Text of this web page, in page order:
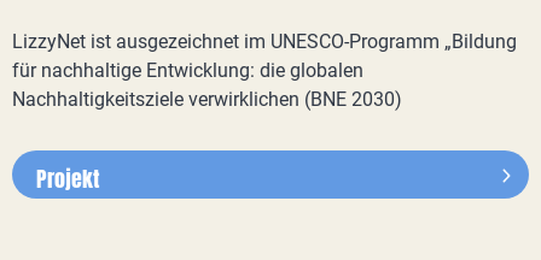
LizzyNet ist ausgezeichnet im UNESCO-Programm „Bildung
für nachhaltige Entwicklung: die globalen
Nachhaltigkeitsziele verwirklichen (BNE 2030)
Projekt